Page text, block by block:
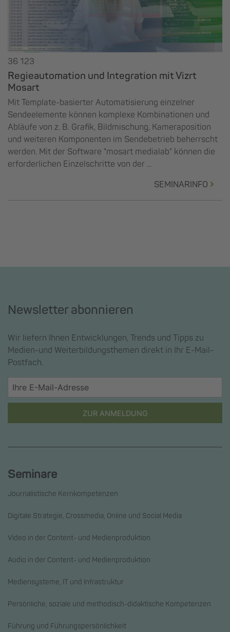
36 123
Regieautomation und Integration mit Vizrt
Mosart
Mit Template-basierter Automatisierung einzelner
Sendeelemente können komplexe Kombinationen und
Abläufe von z. B. Grafik, Bildmischung, Kameraposition
und weiteren Komponenten im Sendebetrieb beherrscht
werden. Mit der Software "mosart medialab" können die
erforderlichen Einzelschritte von der ...
SEMINARINFO
Newsletter abonnieren
Wir liefern Ihnen Entwicklungen, Trends und Tipps zu
Medien-und Weiterbildungsthemen direkt in Ihr E-Mail-
Postfach.
ZUR ANMELDUNG
Seminare
Journalistische Kernkompetenzen
Digitale Strategie, Crossmedia, Online und Social Media
Video in der Content- und Medienproduktion
Audio in der Content- und Medienproduktion
Mediensysteme, IT und Infrastruktur
Persönliche, soziale und methodisch-didaktische Kompetenzen
Führung und Führungspersönlichkeit